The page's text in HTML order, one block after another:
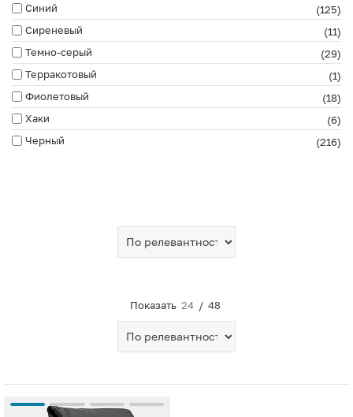
Синий
(125)
Сиреневый
(11)
Темно-серый
(29)
Терракотовый
(1)
Фиолетовый
(18)
Хаки
(6)
Черный
(216)
Показать 24 / 48